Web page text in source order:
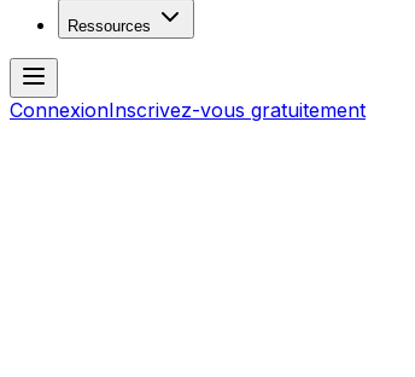
Ressources
ConnexionInscrivez-vous gratuitement